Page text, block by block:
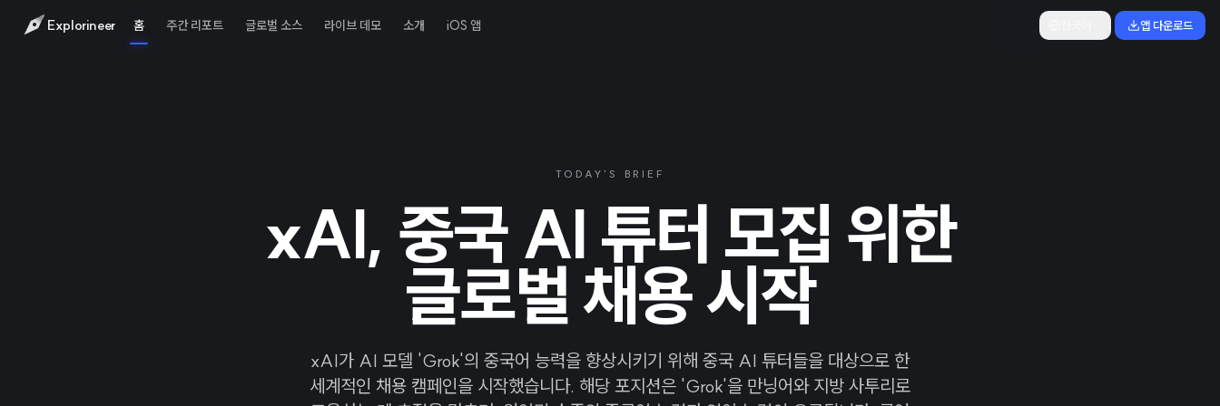
Explorineer 홈 주간 리포트 글로벌 소스 라이브 데모 소개 iOS 앱 앱 다운로드
TODAY'S BRIEF
xAI, 중국 AI 튜터 모집 위한
글로벌 채용 시작
xAI가 AI 모델 'Grok'의 중국어 능력을 향상시키기 위해 중국 AI 튜터들을 대상으로 한
세계적인 채용 캠페인을 시작했습니다. 해당 포지션은 'Grok'을 만닝어와 지방 사투리로